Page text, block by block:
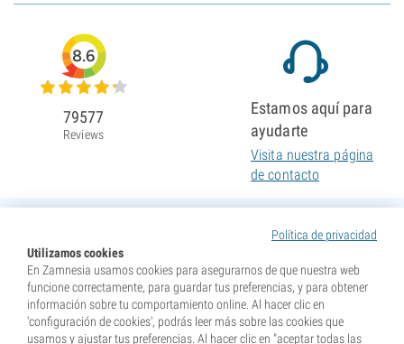
Política de privacidad
Utilizamos cookies
En Zamnesia usamos cookies para asegurarnos de que nuestra web
funcione correctamente, para guardar tus preferencias, y para obtener
información sobre tu comportamiento online. Al hacer clic en
'configuración de cookies', podrás leer más sobre las cookies que
usamos y ajustar tus preferencias. Al hacer clic en "aceptar todas las
8.6
79577
Reviews
Estamos aquí para
ayudarte
Visita nuestra página
de contacto